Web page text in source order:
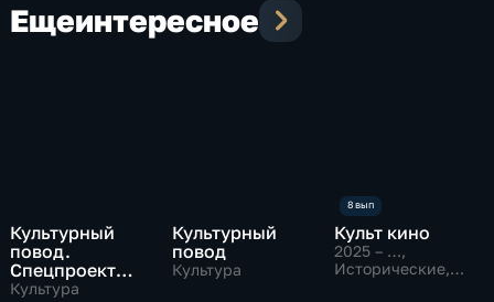
Ещеинтересное
Культурный
повод.
Спецпроект
"Музеи Русского
Культура
Культурный
повод
Культура
Культ кино
2025 – …,
Исторические,